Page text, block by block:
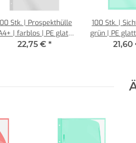
Stk. | Prospekthülle
| farblos | PE glatt
0,160 mm | REIF
22,75 € *
100 Stk. |
grün | PE glatt 0,160 mm
| REIF
21,60